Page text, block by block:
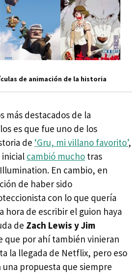
de animación de la historia
más destacados de la
es que fue uno de los
de ‘Gru, mi villano favorito’,
inicial cambió mucho tras
En cambio, en
de haber sido
con lo que quería
hora de escribir el guion haya
de Zach Lewis y Jim
que por ahí también vinieran
la llegada de Netflix, pero eso
propuesta que siempre